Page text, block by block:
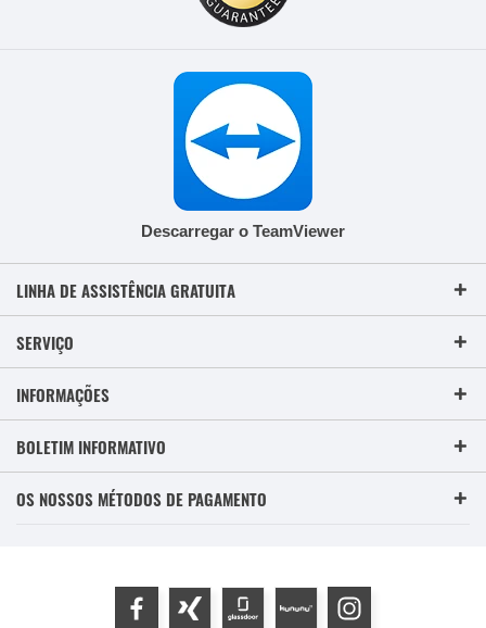
Descarregar o TeamViewer
LINHA DE ASSISTÊNCIA GRATUITA
SERVIÇO
INFORMAÇÕES
BOLETIM INFORMATIVO
OS NOSSOS MÉTODOS DE PAGAMENTO